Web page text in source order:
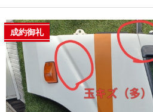
成約御礼